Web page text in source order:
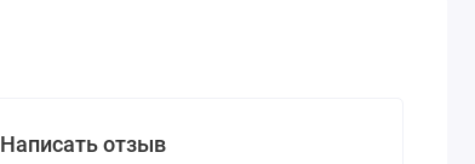
Написать отзыв